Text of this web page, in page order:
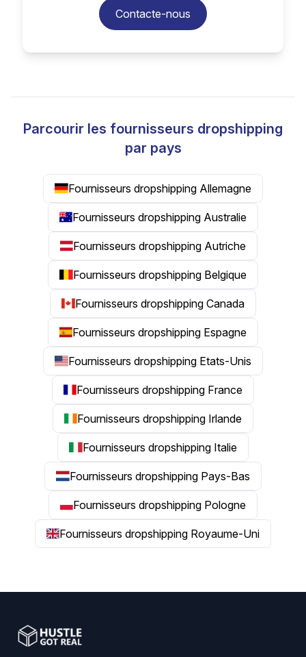
Contacte-nous
Parcourir les fournisseurs dropshipping
par pays
Fournisseurs dropshipping Allemagne
Fournisseurs dropshipping Australie
Fournisseurs dropshipping Autriche
Fournisseurs dropshipping Belgique
Fournisseurs dropshipping Canada
Fournisseurs dropshipping Espagne
Fournisseurs dropshipping Etats-Unis
Fournisseurs dropshipping France
Fournisseurs dropshipping Irlande
Fournisseurs dropshipping Italie
Fournisseurs dropshipping Pays-Bas
Fournisseurs dropshipping Pologne
Fournisseurs dropshipping Royaume-Uni